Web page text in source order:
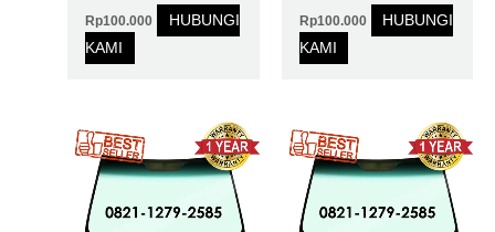
Rp100.000
HUBUNGI
KAMI
Rp100.000
HUBUNGI
KAMI